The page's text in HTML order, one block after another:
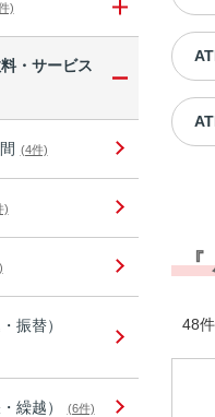
)
・サービス
(4件)
)
振替）
繰越） (6件)
『
48